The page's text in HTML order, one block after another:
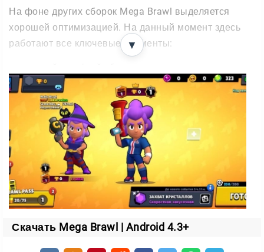
На фоне других сборок Mega Brawl выделяется
хорошей оптимизацией. На данный момент здесь
работают все ключевые элементы:
внутриигровой магазин;
Дорога Славы;
Brawl Pass.
Помимо этого автор внёс несколько полезных
правок в геймплей. А благодаря регулярным
апдейтам клиент с каждым разом становится
стабильнее.
▼
Скачать Mega Brawl | Android 4.3+